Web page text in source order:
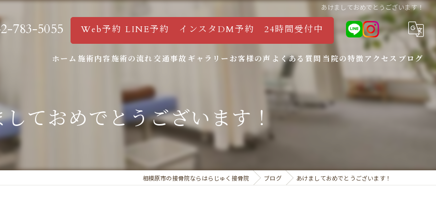
あけましておめでとうございます！
783-5055 Web予約 LINE予約 インスタDM予約 24時間受付中
ホーム 施術内容 施術の流れ 交通事故 ギャラリー お客様の声 よくある質問 当院の特徴 アクセス ブログ
ておめでとうございます！
相模原市の接骨院ならはらじゅく接骨院 ブログ あけましておめでとうございます！